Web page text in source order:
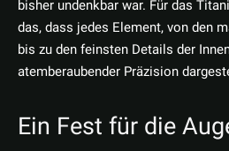
bisher undenkbar war. Für das
das, dass jedes Element, von den
bis zu den feinsten Details der
atemberaubender Präzision
Ein Fest für die